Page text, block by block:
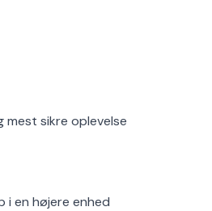
mest sikre oplevelse
i en højere enhed